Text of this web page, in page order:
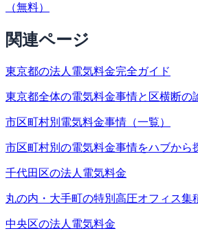
（無料）
関連ページ
東京都の法人電気料金完全ガイド
東京都全体の電気料金事情と区横断の
市区町村別電気料金事情（一覧）
市区町村別の電気料金事情をハブから
千代田区の法人電気料金
丸の内・大手町の特別高圧オフィス集
中央区の法人電気料金